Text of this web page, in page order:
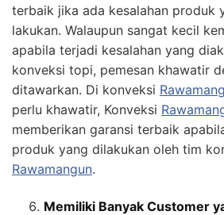
terbaik jika ada kesalahan produk
lakukan. Walaupun sangat kecil
apabila terjadi kesalahan yang
konveksi topi, pemesan khawatir
ditawarkan. Di konveksi
perlu khawatir, Konveksi
memberikan garansi terbaik
produk yang dilakukan oleh tim
Rawamangun.
Memiliki Banyak Customer